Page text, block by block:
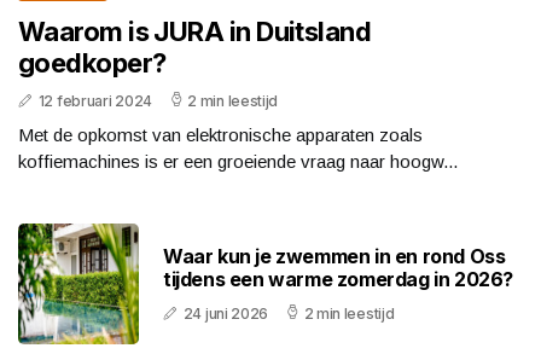
Waarom is JURA in Duitsland
goedkoper?
12 februari 2024 2 min leestijd
Met de opkomst van elektronische apparaten zoals
koffiemachines is er een groeiende vraag naar hoogw...
Waar kun je zwemmen in en rond Oss
tijdens een warme zomerdag in 2026?
24 juni 2026 2 min leestijd